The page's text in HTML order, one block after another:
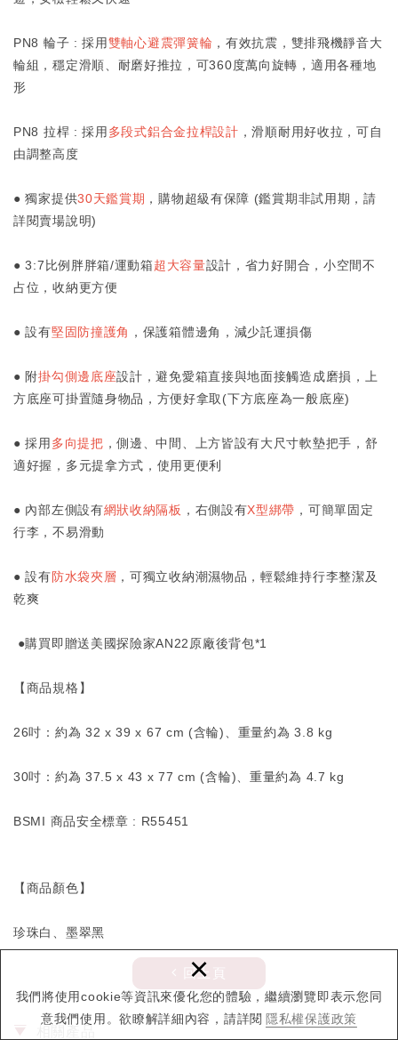
我們將使用cookie等資訊來優化您的體驗，繼續瀏覽即表示您同
意我們使用。欲瞭解詳細內容，請詳閱 隱私權保護政策
×
PN8 輪子 : 採用雙軸心避震彈簧輪 ，有效抗震，雙排飛機靜音大
輪組，穩定滑順、耐磨好推拉，可360度萬向旋轉，適用各種地
形
PN8 拉桿 : 採用 多段式鋁合金拉桿設計 ，滑順耐用好收拉，可自
由調整高度
● 獨家提供30天鑑賞期 ，購物超級有保障 (鑑賞期非試用期，請
詳閱賣場說明)
● 3:7比例胖胖箱/運動箱超大容量設計，省力好開合，小空間不
占位，收納更方便
● 設有堅固防撞護角 ，保護箱體邊角，減少託運損傷
● 附掛勾側邊底座設計，避免愛箱直接與地面接觸造成磨損，上
方底座可掛置隨身物品，方便好拿取(下方底座為一般底座)
● 採用 多向提把 ，側邊、中間、上方皆設有大尺寸軟墊把手，舒
適好握，多元提拿方式，使用更便利
● 內部左側設有網狀收納隔板 ，右側設有X型綁帶 ，可簡單固定
行李，不易滑動
● 設有防水袋夾層 ，可獨立收納潮濕物品，輕鬆維持行李整潔及
乾爽
●購買即贈送美國探險家AN22原廠後背包*1
【商品規格】
26吋：約為 32 x 39 x 67 cm (含輪)、重量約為 3.8 kg
30吋：約為 37.5 x 43 x 77 cm (含輪)、重量約為 4.7 kg
BSMI 商品安全標章 : R55451
【商品顏色】
珍珠白、墨翠黑
回上頁